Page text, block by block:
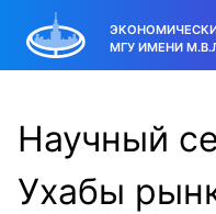
МГУ ИМЕНИ
Научный
Ухабы